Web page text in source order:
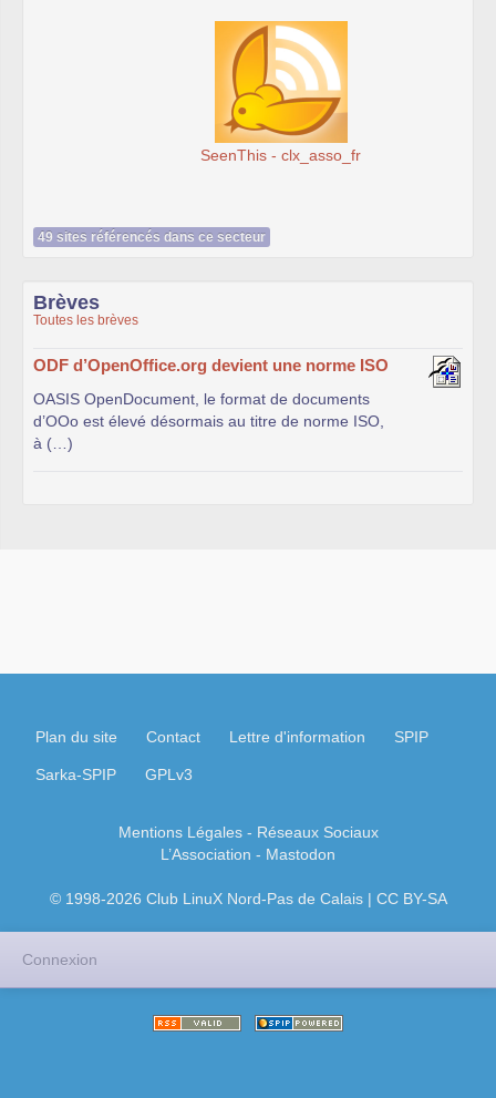
SeenThis - clx_asso_fr
49 sites référencés dans ce secteur
Brèves
Toutes les brèves
ODF d’OpenOffice.org devient une norme ISO
OASIS OpenDocument, le format de documents
d’OOo est élevé désormais au titre de norme ISO,
à (…)
Plan du site Contact Lettre d'information SPIP
Sarka-SPIP GPLv3
Mentions Légales- Réseaux Sociaux
L’Association - Mastodon
© 1998-2026 Club LinuX Nord-Pas de Calais | CC BY-SA
Connexion